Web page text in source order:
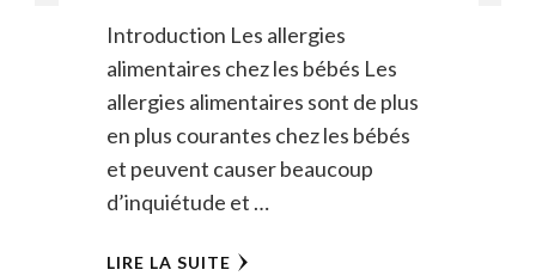
Introduction Les allergies
alimentaires chez les bébés Les
allergies alimentaires sont de plus
en plus courantes chez les bébés
et peuvent causer beaucoup
d’inquiétude et …
LIRE LA SUITE